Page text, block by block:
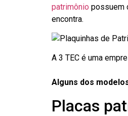
patrimônio possuem
encontra.
A 3 TEC é uma
Alguns dos
Placas